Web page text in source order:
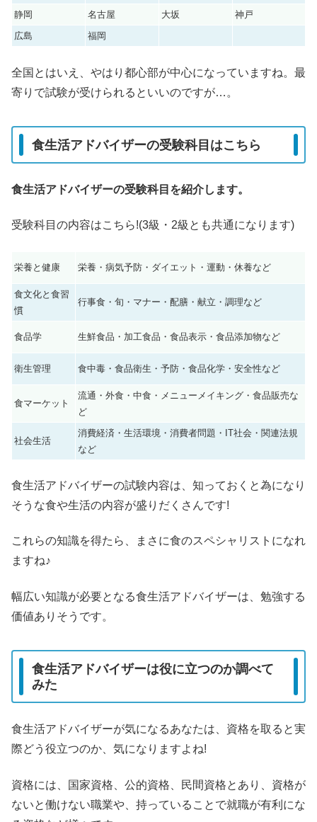
静岡
名古屋 大坂
神戸
広島
福岡
全国とはいえ、やはり都心部が中心になっていますね。最
寄りで試験が受けられるといいのですが…。
食生活アドバイザーの受験科目はこちら
食生活アドバイザーの受験科目を紹介します。
受験科目の内容はこちら!(3級・2級とも共通になります)
栄養と健康 栄養・病気予防・ダイエット・運動・休養など
食文化と食習
慣
行事食・旬・マナー・配膳・献立・調理など
食品学 生鮮食品・加工食品・食品表示・食品添加物など
衛生管理 食中毒・食品衛生・予防・食品化学・安全性など
食マーケット
流通・外食・中食・メニューメイキング・食品販売な
ど
社会生活
消費経済・生活環境・消費者問題・IT社会・関連法規
など
食生活アドバイザーの試験内容は、知っておくと為になり
そうな食や生活の内容が盛りだくさんです!
これらの知識を得たら、まさに食のスペシャリストになれ
ますね♪
幅広い知識が必要となる食生活アドバイザーは、勉強する
価値ありそうです。
食生活アドバイザーは役に立つのか調べて
みた
食生活アドバイザーが気になるあなたは、資格を取ると実
際どう役立つのか、気になりますよね!
資格には、国家資格、公的資格、民間資格とあり、資格が
ないと働けない職業や、持っていることで就職が有利にな